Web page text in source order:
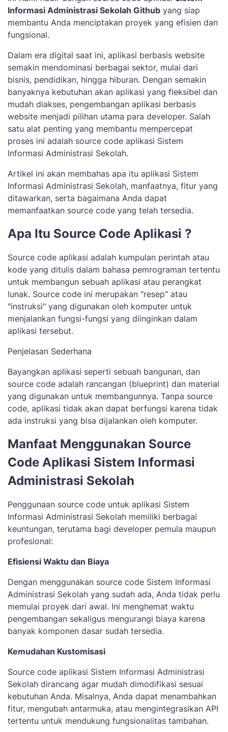
Informasi Administrasi Sekolah Github yang siap
membantu Anda menciptakan proyek yang efisien dan
fungsional.
Dalam era digital saat ini, aplikasi berbasis website
semakin mendominasi berbagai sektor, mulai dari
bisnis, pendidikan, hingga hiburan. Dengan semakin
banyaknya kebutuhan akan aplikasi yang fleksibel dan
mudah diakses, pengembangan aplikasi berbasis
website menjadi pilihan utama para developer. Salah
satu alat penting yang membantu mempercepat
proses ini adalah source code aplikasi Sistem
Informasi Administrasi Sekolah.
Artikel ini akan membahas apa itu aplikasi Sistem
Informasi Administrasi Sekolah, manfaatnya, fitur yang
ditawarkan, serta bagaimana Anda dapat
memanfaatkan source code yang telah tersedia.
Apa Itu Source Code Aplikasi ?
Source code aplikasi adalah kumpulan perintah atau
kode yang ditulis dalam bahasa pemrograman tertentu
untuk membangun sebuah aplikasi atau perangkat
lunak. Source code ini merupakan "resep" atau
"instruksi" yang digunakan oleh komputer untuk
menjalankan fungsi-fungsi yang diinginkan dalam
aplikasi tersebut.
Penjelasan Sederhana
Bayangkan aplikasi seperti sebuah bangunan, dan
source code adalah rancangan (blueprint) dan material
yang digunakan untuk membangunnya. Tanpa source
code, aplikasi tidak akan dapat berfungsi karena tidak
ada instruksi yang bisa dijalankan oleh komputer.
Manfaat Menggunakan Source
Code Aplikasi Sistem Informasi
Administrasi Sekolah
Penggunaan source code untuk aplikasi Sistem
Informasi Administrasi Sekolah memiliki berbagai
keuntungan, terutama bagi developer pemula maupun
profesional:
Efisiensi Waktu dan Biaya
Dengan menggunakan source code Sistem Informasi
Administrasi Sekolah yang sudah ada, Anda tidak perlu
memulai proyek dari awal. Ini menghemat waktu
pengembangan sekaligus mengurangi biaya karena
banyak komponen dasar sudah tersedia.
Kemudahan Kustomisasi
Source code aplikasi Sistem Informasi Administrasi
Sekolah dirancang agar mudah dimodifikasi sesuai
kebutuhan Anda. Misalnya, Anda dapat menambahkan
fitur, mengubah antarmuka, atau mengintegrasikan API
tertentu untuk mendukung fungsionalitas tambahan.